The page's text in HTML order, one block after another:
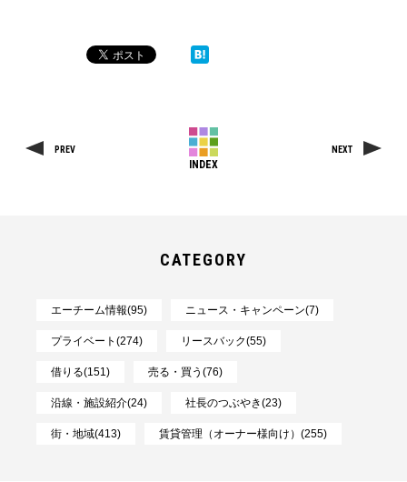
PREV
INDEX
NEXT
CATEGORY
エーチーム情報(95) ニュース・キャンペーン(7)
プライベート(274) リースバック(55)
借りる(151) 売る・買う(76)
沿線・施設紹介(24) 社長のつぶやき(23)
街・地域(413) 賃貸管理（オーナー様向け）(255)